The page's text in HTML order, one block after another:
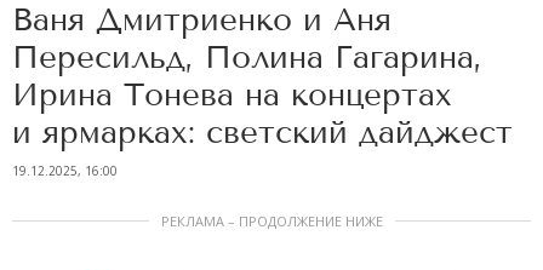
Ваня Дмитриенко и Аня
Пересильд, Полина Гагарина,
Ирина Тонева на концертах
и ярмарках: светский дайджест
19.12.2025, 16:00
РЕКЛАМА – ПРОДОЛЖЕНИЕ НИЖЕ